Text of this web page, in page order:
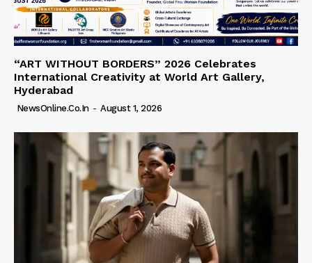
“ART WITHOUT BORDERS” 2026 Celebrates
International Creativity at World Art Gallery,
Hyderabad
NewsOnline.co.in - August 1, 2026